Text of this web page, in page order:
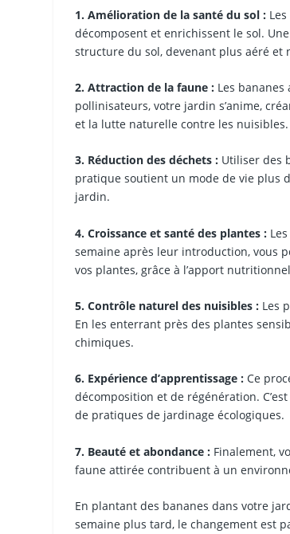
1. Amélioration de la santé du sol :
décomposent et enrichissent le sol.
structure du sol, devenant plus aéré
2. Attraction de la faune : Les
pollinisateurs, votre jardin s’anime,
et la lutte naturelle contre les nuisibles.
3. Réduction des déchets : Utiliser des
pratique soutient un mode de vie plus
jardin.
4. Croissance et santé des plantes :
semaine après leur introduction, vous
vos plantes, grâce à l’apport
5. Contrôle naturel des nuisibles : Les
En les enterrant près des plantes
chimiques.
6. Expérience d’apprentissage : Ce
décomposition et de régénération.
de pratiques de jardinage écologiques.
7. Beauté et abondance : Finalement,
faune attirée contribuent à un
En plantant des bananes dans votre
semaine plus tard, le changement est